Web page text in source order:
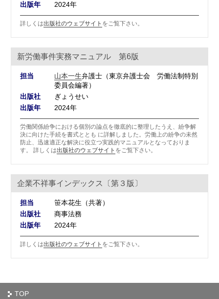
出版年
2024年
詳しくは出版社のウェブサイト をご覧下さい。
新労働事件実務マニュアル 第6版
担当 山本一生弁護士（東京弁護士会 労働法制特別
委員会編著）
出版社
ぎょうせい
出版年
2024年
労働関係紛争における個別の論点を徹底的に整理したうえ、紛争解
決に向けた手続を書式ととも に詳解しました。労働上の紛争の未然
防止、迅速適正な解決に役立つ実践的マニュアルとなっておりま
す。 詳しくは出版社のウェブサイト をご覧下さい。
企業不祥事インデックス〔第３版〕
担当
笹本花生（共著）
出版社
商事法務
出版年
2024年
詳しくは出版社のウェブサイト をご覧下さい。
TOP